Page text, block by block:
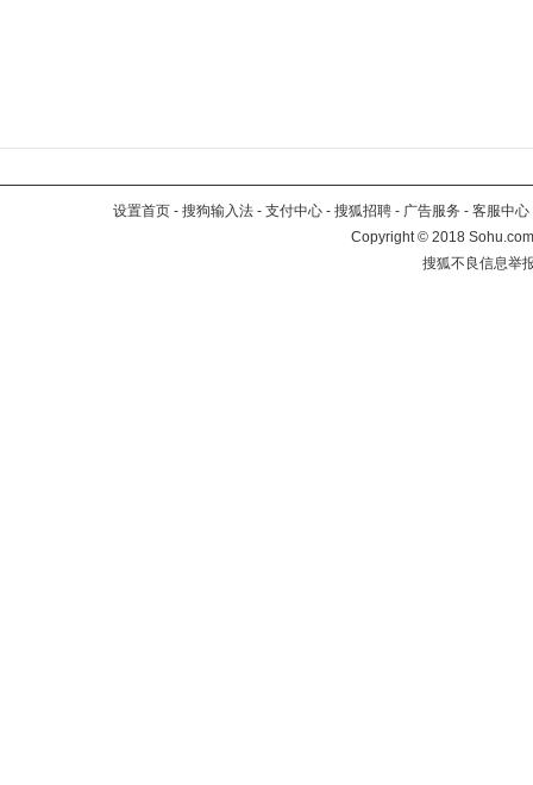
设置首页 - 搜狗输入法 - 支付中心 - 搜狐招聘 - 广告服务 - 客服中心
Copyright©2018
搜狐不良信息举